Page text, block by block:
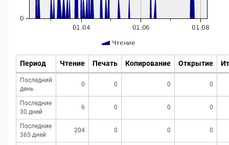
Период Чтение Печать Копирование Открытие
Последний
день
0 0 0 0
Последние
30 дней
6 0 0 0
Последние
365 дней
204 0 0 0